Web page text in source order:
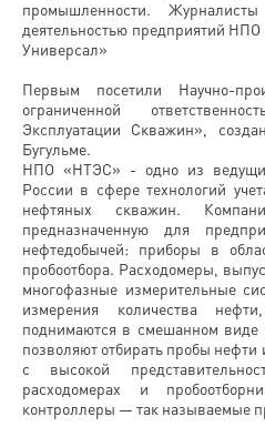
промышленности. Журналисты
деятельностью предприятий
Универсал»
Первым посетили Научно-
ограниченной
Эксплуатации Скважин»,
Бугульме.
НПО «НТЭС» - одно из
России в сфере технологий
нефтяных скважин.
предназначенную для
нефтедобычей: приборы в
пробоотбора. Расходомеры,
многофазные измерительные
измерения количества
поднимаются в смешанном виде
позволяют отбирать пробы нефти
с высокой
расходомерах и
контроллеры — так называемые